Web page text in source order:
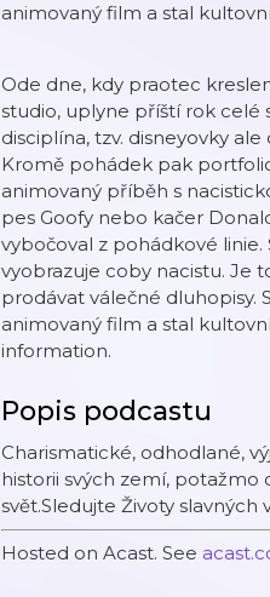
animovaný film a stal
Ode dne, kdy praotec
studio, uplyne příští rok celé
disciplína, tzv. disneyovky
Kromě pohádek pak
animovaný příběh s
pes Goofy nebo kačer
vybočoval z pohádkové
vyobrazuje coby nacistu. Je
prodávat válečné dluhopisy.
animovaný film a stal
information.
Popis podcastu
Charismatické, odhodlané,
historii svých zemí, potažmo
svět.Sledujte Životy slavných
Hosted on Acast. See